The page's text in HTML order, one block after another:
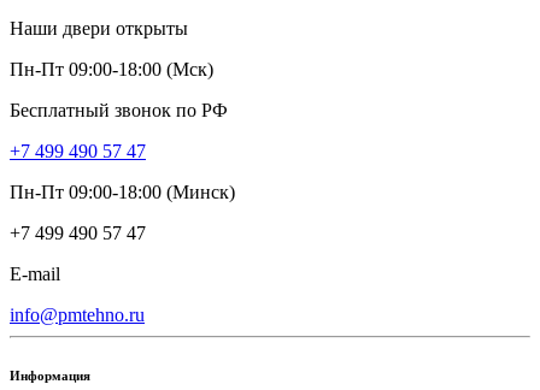
Наши двери открыты
Пн-Пт 09:00-18:00 (Мск)
Бесплатный звонок по РФ
+7 499 490 57 47
Пн-Пт 09:00-18:00 (Минск)
+7 499 490 57 47
E-mail
info@pmtehno.ru
Информация